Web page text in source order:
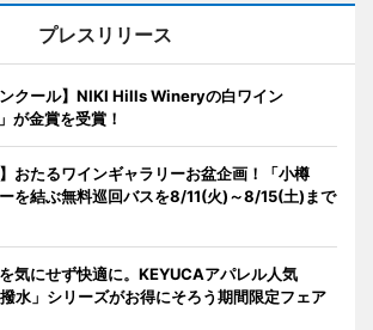
プレスリリース
ンクール】NIKI Hills Wineryの白ワイン
が金賞を受賞！
】おたるワインギャラリーお盆企画！「小樽
を結ぶ無料巡回バスを8/11(火)～8/15(土)まで
気にせず快適に。KEYUCAアパレル人気
水」シリーズがお得にそろう期間限定フェア